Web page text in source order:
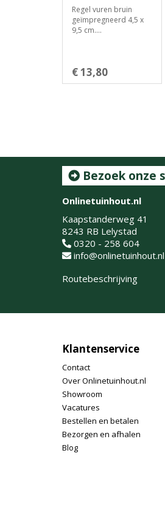
Regel vuren bruin
geïmpregneerd 4,5 x
9,5 cm....
€ 13,80
Bezoek onze
Onlinetuinhout.nl
Kaapstanderweg 41
8243 RB Lelystad
0320 - 258 604
info@onlinetuinhout.nl
Routebeschrijving
Klantenservice
Contact
Over Onlinetuinhout.nl
Showroom
Vacatures
Bestellen en betalen
Bezorgen en afhalen
Blog